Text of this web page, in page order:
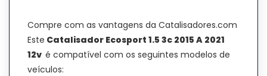
Compre com as vantagens da Catalisadores.com
Este Catalisador Ecosport 1.5 3c 2015 A 2021
12v é compatível com os seguintes modelos de
veículos: